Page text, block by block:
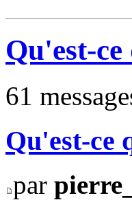
Qu'est-
61
Qu'est-ce
par